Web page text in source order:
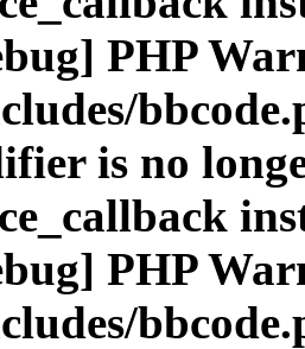
PHP
is no
PHP